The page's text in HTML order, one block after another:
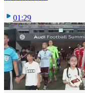
01:29